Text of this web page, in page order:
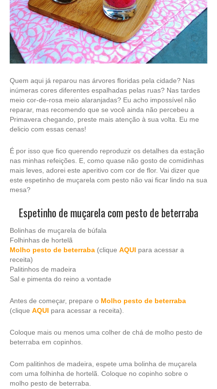
Quem aqui já reparou nas árvores floridas pela cidade? Nas
inúmeras cores diferentes espalhadas pelas ruas? Nas tardes
meio cor-de-rosa meio alaranjadas? Eu acho impossível não
reparar, mas recomendo que se você ainda não percebeu a
Primavera chegando, preste mais atenção à sua volta. Eu me
delicio com essas cenas!
É por isso que fico querendo reproduzir os detalhes da estação
nas minhas refeições. E, como quase não gosto de comidinhas
mais leves, adorei este aperitivo com cor de flor. Vai dizer que
este espetinho de muçarela com pesto não vai ficar lindo na sua
mesa?
Espetinho de muçarela com pesto de beterraba
Bolinhas de muçarela de búfala
Folhinhas de hortelã
Molho pesto de beterraba (clique AQUI para acessar a
receita)
Palitinhos de madeira
Sal e pimenta do reino a vontade
Antes de começar, prepare o Molho pesto de beterraba
(clique AQUI para acessar a receita).
Coloque mais ou menos uma colher de chá de molho pesto de
beterraba em copinhos.
Com palitinhos de madeira, espete uma bolinha de muçarela
com uma folhinha de hortelã. Coloque no copinho sobre o
molho pesto de beterraba.